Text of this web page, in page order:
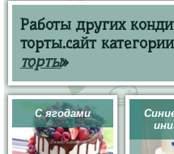
Работы других
торты.сайт
торты»
С ягодами